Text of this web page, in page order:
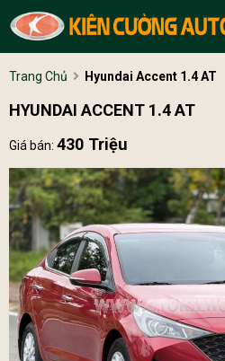
Trang Chủ Hyundai Accent 1.4 AT
HYUNDAI ACCENT 1.4 AT
Giá bán: 430 Triệu